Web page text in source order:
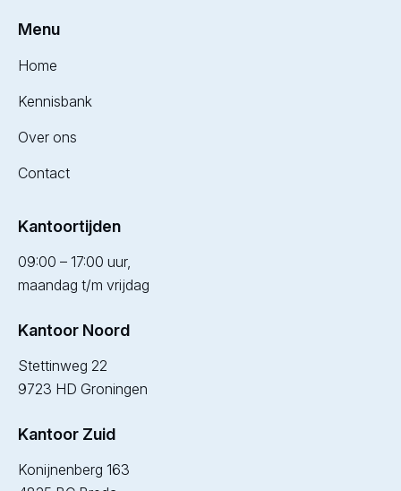
Menu
Home
Kennisbank
Over ons
Contact
Kantoortijden
09:00 – 17:00 uur,
maandag t/m vrijdag
Kantoor Noord
Stettinweg 22
9723 HD Groningen
Kantoor Zuid
Konijnenberg 163